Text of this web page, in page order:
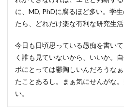
に、MD, PhDに腐るほど多い。学
たら、どれだけ楽な有利な研究生活
今日も日頃思っている愚痴を書い
く誰も見ていないから、いいか。
ボにとっては鬱陶しいんだろうな
たことあるし。まぁ気にせんがな
い。